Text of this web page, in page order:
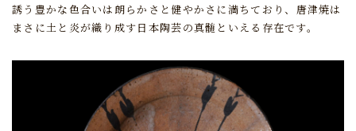
誘う豊かな色合いは朗らかさと健やかさに満ちており、 唐津焼は
まさに土と炎が織り成す日本陶芸の真髄といえる存在です。